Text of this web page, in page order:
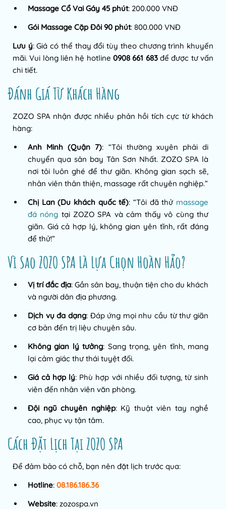
Massage Cổ Vai Gáy 45 phút: 200.000 VNĐ
Gói Massage Cặp Đôi 90 phút: 800.000 VNĐ
Lưu ý: Giá có thể thay đổi tùy theo chương trình khuyến
mãi. Vui lòng liên hệ hotline 0908 661 683để được tư vấn
chi tiết.
Đánh Giá Từ Khách Hàng
ZOZO SPA nhận được nhiều phản hồi tích cực từ khách
hàng:
Anh Minh (Quận 7): “Tôi thường xuyên phải di
chuyển qua sân bay Tân Sơn Nhất. ZOZO SPA là
nơi tôi luôn ghé để thư giãn. Không gian sạch sẽ,
nhân viên thân thiện, massage rất chuyên nghiệp.”
Chị Lan (Du khách quốc tế): “Tôi đã thử massage
đá nóng tại ZOZO SPA và cảm thấy vô cùng thư
giãn. Giá cả hợp lý, không gian yên tĩnh, rất đáng
để thử!”
Vì Sao ZOZO SPA Là Lựa Chọn Hoàn Hảo?
Vị trí đắc địa: Gần sân bay, thuận tiện cho du khách
và người dân địa phương.
Dịch vụ đa dạng: Đáp ứng mọi nhu cầu từ thư giãn
cơ bản đến trị liệu chuyên sâu.
Không gian lý tưởng: Sang trọng, yên tĩnh, mang
lại cảm giác thư thái tuyệt đối.
Giá cả hợp lý: Phù hợp với nhiều đối tượng, từ sinh
viên đến nhân viên văn phòng.
Đội ngũ chuyên nghiệp: Kỹ thuật viên tay nghề
cao, phục vụ tận tâm.
Cách Đặt Lịch Tại ZOZO SPA
Để đảm bảo có chỗ, bạn nên đặt lịch trước qua:
Hotline: 08.186.186.36
Website: zozospa.vn